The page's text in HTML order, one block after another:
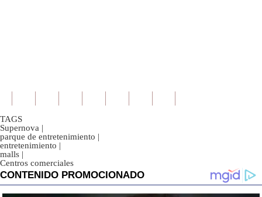
TAGS
Supernova |
parque de entretenimiento |
entretenimiento |
malls |
Centros comerciales